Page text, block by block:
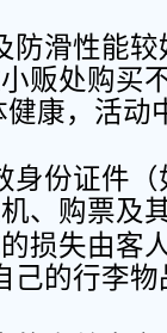
防滑性能
贩处购买
康，活动
身份证件
、购票及
损失由客
己的行李